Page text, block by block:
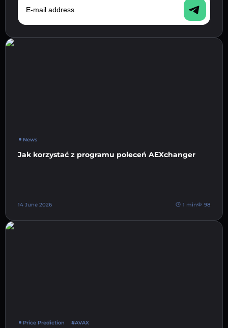
News
Jak korzystać z programu poleceń AEXchanger
14 June 2026 1 min 98
Price Prediction #AVAX